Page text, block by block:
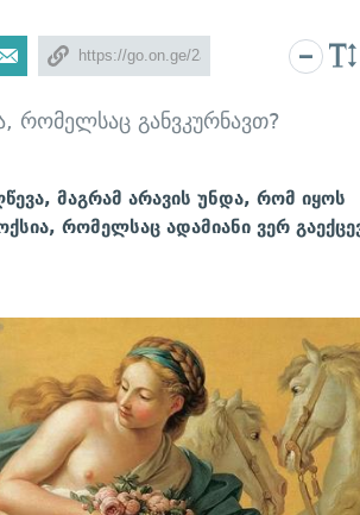
რომელსაც განვკურნავთ?
მაგრამ არავის უნდა, რომ იყოს
რომელსაც ადამიანი ვერ